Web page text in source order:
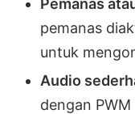
Pemanas
pemanas
untuk
Audio
dengan